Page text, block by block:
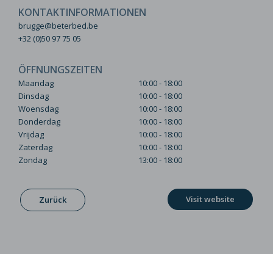
KONTAKTINFORMATIONEN
brugge@beterbed.be
+32 (0)50 97 75 05
ÖFFNUNGSZEITEN
Maandag
10:00 - 18:00
Dinsdag
10:00 - 18:00
Woensdag
10:00 - 18:00
Donderdag
10:00 - 18:00
Vrijdag
10:00 - 18:00
Zaterdag
10:00 - 18:00
Zondag
13:00 - 18:00
Zurück Visit website